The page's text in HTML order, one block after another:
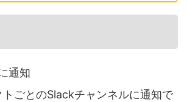
通知
トごとのSlackチャンネルに通知で